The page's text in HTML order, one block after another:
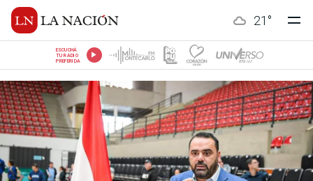
21 °
ESCUCHÁ
TU RADIO
PREFERIDA